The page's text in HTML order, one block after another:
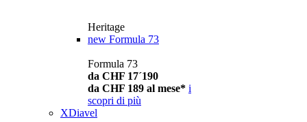
Heritage
new Formula 73
Formula 73
da CHF 17´190
da CHF 189 al mese* i
scopri di più
XDiavel